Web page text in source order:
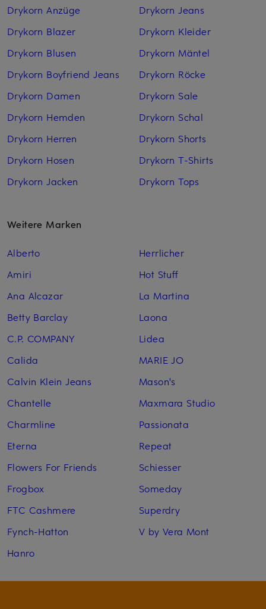
Drykorn Anzüge
Drykorn Blazer
Drykorn Blusen
Drykorn Boyfriend Jeans
Drykorn Damen
Drykorn Hemden
Drykorn Herren
Drykorn Hosen
Drykorn Jacken
Drykorn Jeans
Drykorn Kleider
Drykorn Mäntel
Drykorn Röcke
Drykorn Sale
Drykorn Schal
Drykorn Shorts
Drykorn T-Shirts
Drykorn Tops
Weitere Marken
Alberto
Amiri
Ana Alcazar
Betty Barclay
C.P. COMPANY
Calida
Calvin Klein Jeans
Chantelle
Charmline
Eterna
Flowers For Friends
Frogbox
FTC Cashmere
Fynch-Hatton
Hanro
Herrlicher
Hot Stuff
La Martina
Laona
Lidea
MARIE JO
Mason's
Maxmara Studio
Passionata
Repeat
Schiesser
Someday
Superdry
V by Vera Mont